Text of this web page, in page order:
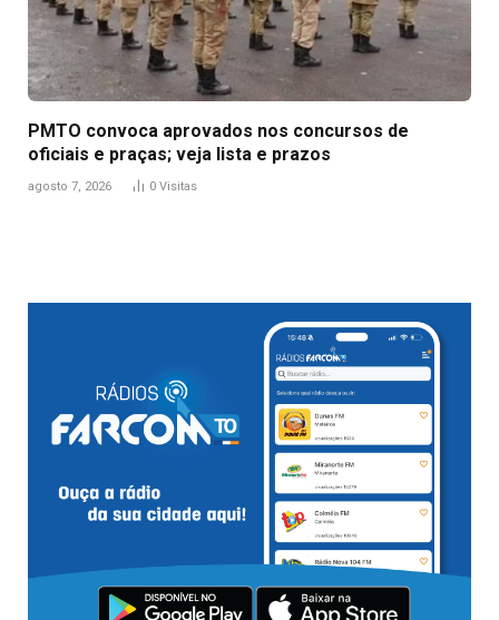
PMTO convoca aprovados nos concursos de
oficiais e praças; veja lista e prazos
agosto 7, 2026 0 Visitas